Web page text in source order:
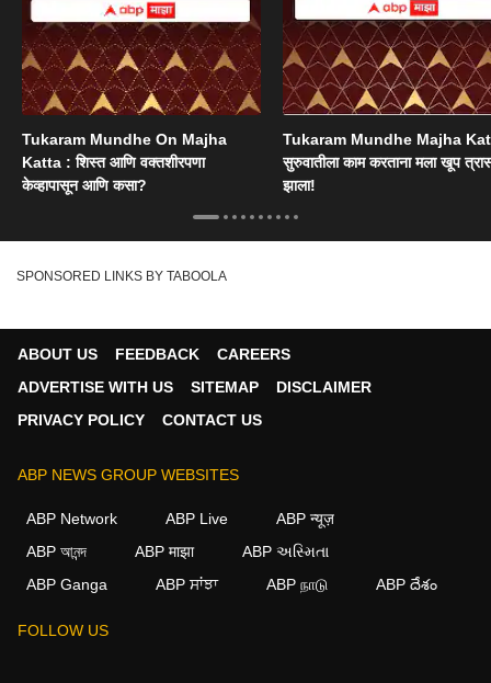
Tukaram Mundhe On Majha
Katta : शिस्त आणि वक्तशीरपणा
केव्हापासून आणि कसा?
Tukaram Mundhe Majha
सुरुवातीला काम करताना मला खूप
झाला!
SPONSORED LINKS BY TABOOLA
ABOUT US FEEDBACK
CAREERS
ADVERTISE WITH US
SITEMAP
DISCLAIMER
PRIVACY POLICY
CONTACT US
ABP NEWS GROUP WEBSITES
ABP Network ABP Live
ABP न्यूज़
ABP আনন্দ
ABP माझा
ABP અસ્મિતા
ABP Ganga
ABP ਸਾਂਝਾ ABP நாடு ABP దేశం
FOLLOW US
We use cookies to improve your experience, analyze